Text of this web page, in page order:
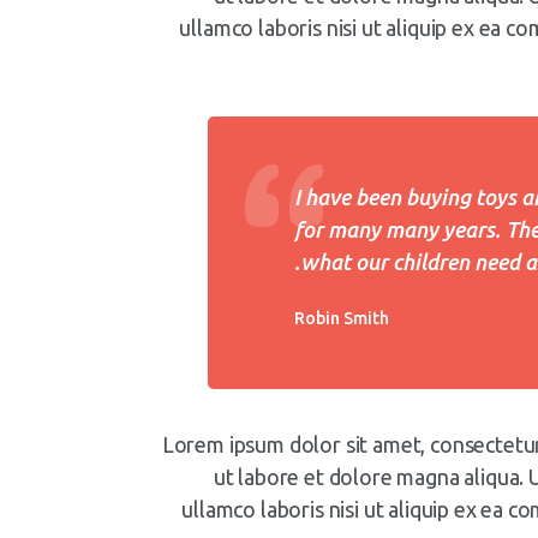
ullamco laboris nisi ut aliquip ex ea
I have been buying toys
for many many years.
what our children need
Robin Smith
Lorem ipsum dolor sit amet,
ut labore et dolore magna aliqua.
ullamco laboris nisi ut aliquip ex ea